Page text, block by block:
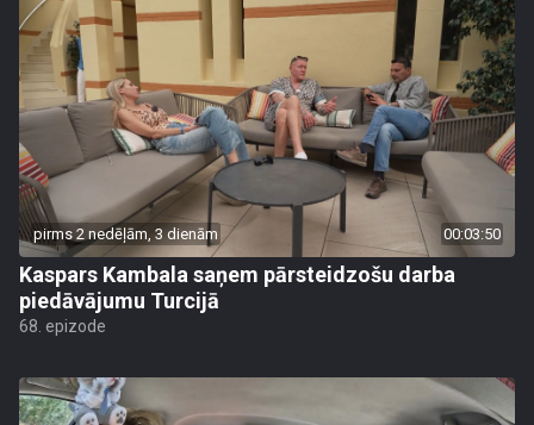
pirms 2 nedēļām, 3 dienām 00:03:50
Kaspars Kambala saņem pārsteidzošu darba
piedāvājumu Turcijā
68. epizode